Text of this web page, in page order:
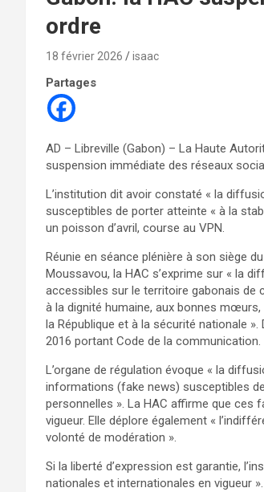
ordre
18 février 2026 isaac
Partages
AD – Libreville (Gabon) – La Haute
suspension immédiate des réseaux
L’institution dit avoir constaté « la
susceptibles de porter atteinte « à la
un poisson d’avril, course au VPN.
Réunie en séance plénière à son siège
Moussavou, la HAC s’exprime sur « la
accessibles sur le territoire gabonais de
à la dignité humaine, aux bonnes
la République et à la sécurité nationale
2016 portant Code de la communication.
L’organe de régulation évoque « la
informations (fake news) susceptibles
personnelles ». La HAC affirme que
vigueur. Elle déplore également «
volonté de modération ».
Si la liberté d’expression est garantie,
nationales et internationales en vigueur